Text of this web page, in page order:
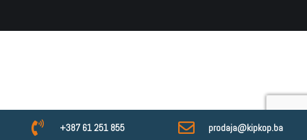
+387 61 251 855 prodaja@kipkop.ba